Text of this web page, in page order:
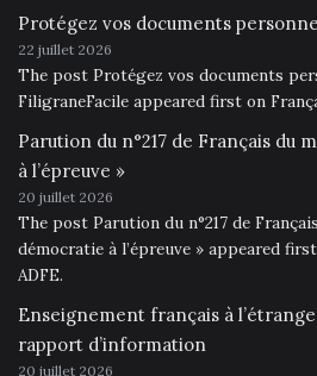
Protégez vos documents
22 juillet 2026
The post Protégez vos documents
FiligraneFacile appeared first on
Parution du n°217 de Français du
à l’épreuve »
20 juillet 2026
The post Parution du n°217 de
démocratie à l’épreuve » appeared
ADFE.
Enseignement français à
rapport d’information
20 juillet 2026